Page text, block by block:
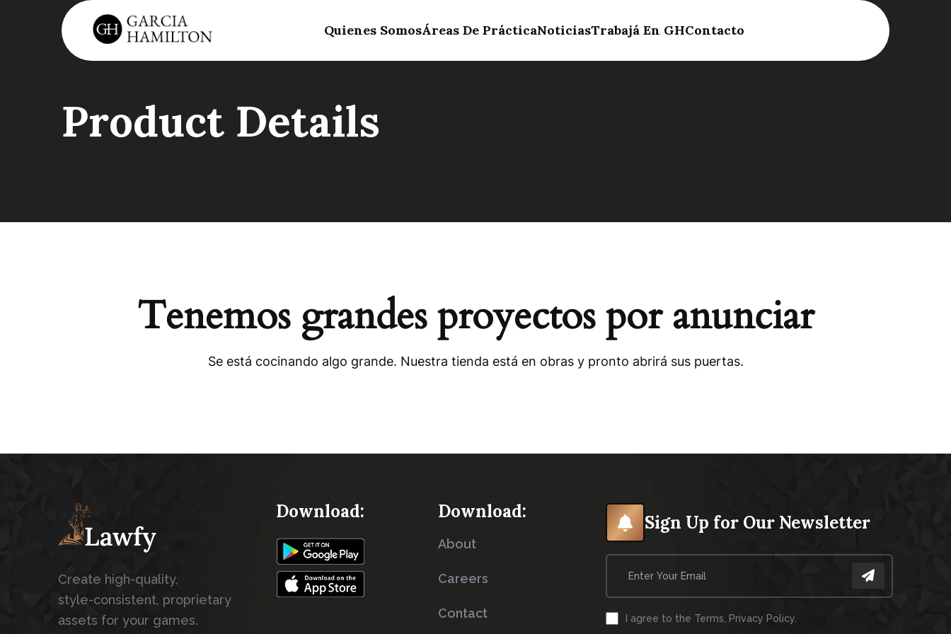
Quienes SomosÁreas De PrácticaNoticiasTrabajá En GHContacto
Product Details
Tenemos grandes proyectos por anunciar
Se está cocinando algo grande. Nuestra tienda está en obras y pronto abrirá sus puertas.
Create high-quality,
style-consistent, proprietary
assets for your games.
Download: Download:
About
Careers
Contact
Sign Up for Our Newsletter
I agree to the Terms, Privacy Policy.